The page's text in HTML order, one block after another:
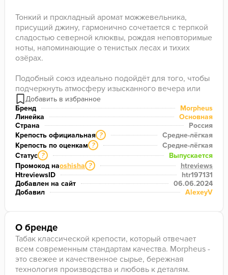
Тонкий и прохладный аромат можжевельника,
присущий джину, гармонично сочетается с терпкой
сладостью северной клюквы, рождая неповторимые
ноты, напоминающие о тенистых лесах и тихих
озёрах.
Подобный союз идеально подойдёт для того, чтобы
подчеркнуть атмосферу изысканного вечера или
просто насладиться минуткой отдыха после долгого
дня.
Бренд
Morpheus
Линейка
Основная
Страна
Россия
Крепость официальная ?
Средне-лёгкая
Крепость по оценкам ?
Средне-лёгкая
Статус ?
Выпускается
Промокод наoshisha ?
htreviews
HtreviewsID
htr197131
Добавлен на сайт
06.06.2024
Добавил
AlexeyV
О бренде
Табак классической крепости, который отвечает
всем современным стандартам качества. Morpheus -
это свежее и качественное сырье, бережная
технология производства и любовь к деталям.